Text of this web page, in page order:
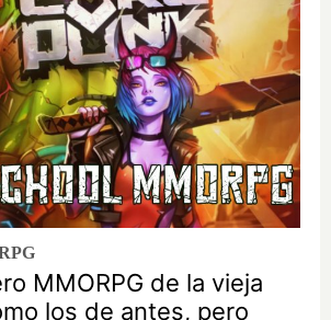
MMORPG de la vieja
los de antes, pero